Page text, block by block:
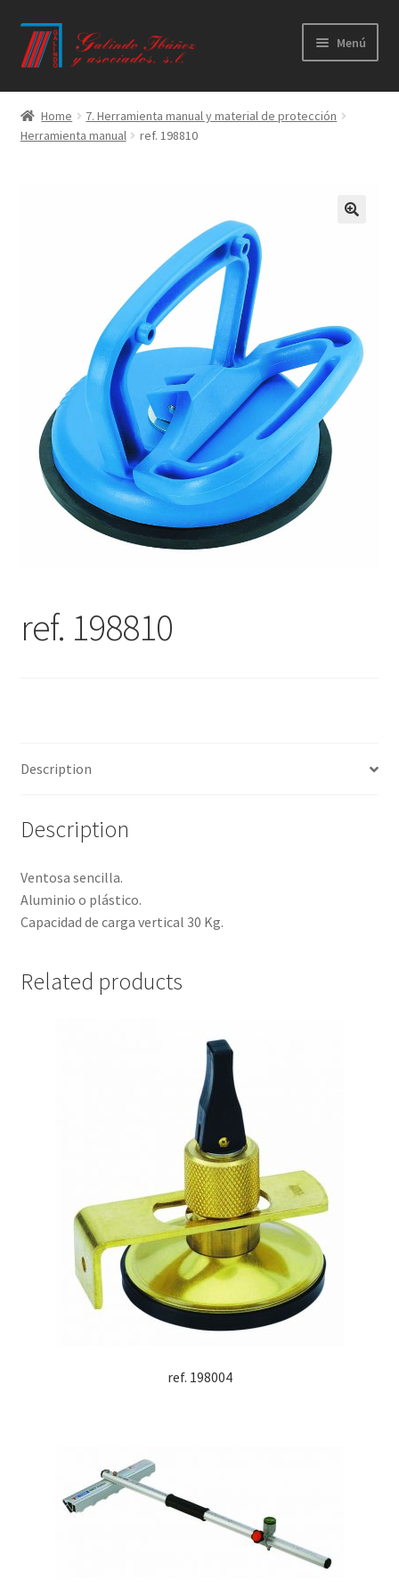
Ir
a
Ir
al
Menú
Principal
Productos
Trabaja con nosotros
Home
7. Herramienta manual y material de protección
Herramienta manual
ref. 198810
ref. 198810
Description
Description
Ventosa sencilla.
Aluminio o plástico.
Capacidad de carga vertical 30 Kg.
Related products
ref. 198004